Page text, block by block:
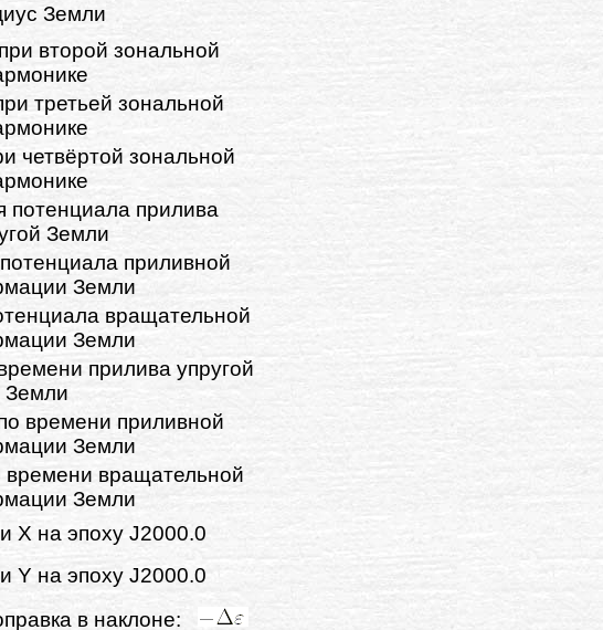
Земли
второй зональной
третьей зональной
четвёртой зональной
потенциала прилива
Земли
приливной
Земли
вращательной
Земли
прилива упругой
Земли
времени приливной
Земли
времени вращательной
Земли
X на эпоху J2000.0
Y на эпоху J2000.0
в наклоне: